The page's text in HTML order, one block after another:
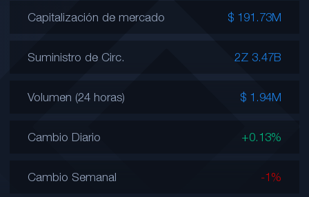
Capitalización de mercado $ 191.73M
Suministro de Circ. 2Z 3.47B
Volumen (24 horas) $ 1.94M
Cambio Diario +0.13%
Cambio Semanal -1%